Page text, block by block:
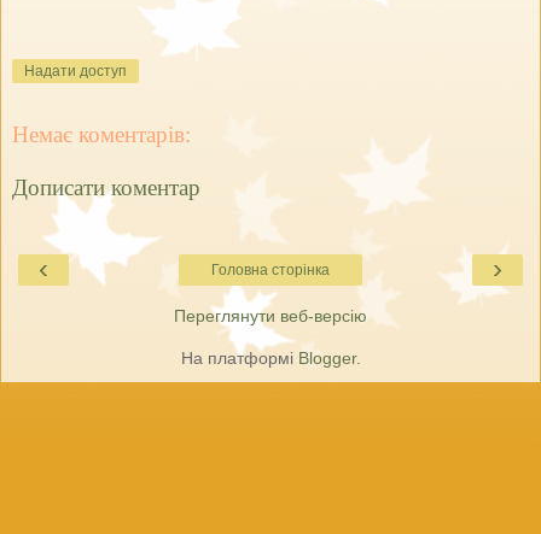
Надати доступ
Немає коментарів:
Дописати коментар
‹ ›
Головна сторінка
Переглянути веб-версію
На платформі Blogger.